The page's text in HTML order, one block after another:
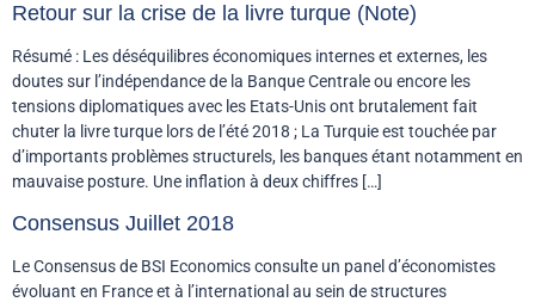
Retour sur la crise de la livre turque (Note)
Résumé : Les déséquilibres économiques internes et externes, les
doutes sur l’indépendance de la Banque Centrale ou encore les
tensions diplomatiques avec les Etats-Unis ont brutalement fait
chuter la livre turque lors de l’été 2018 ; La Turquie est touchée par
d’importants problèmes structurels, les banques étant notamment en
mauvaise posture. Une inflation à deux chiffres […]
Consensus Juillet 2018
Le Consensus de BSI Economics consulte un panel d’économistes
évoluant en France et à l’international au sein de structures